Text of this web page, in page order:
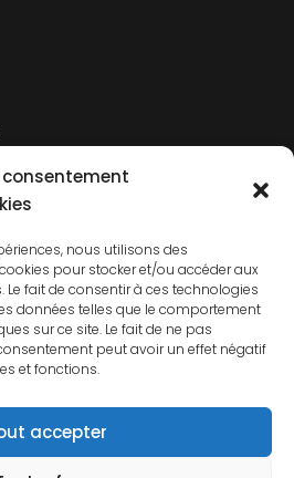
consentement
nous utilisons des
pour stocker et/ou accéder aux
fait de consentir à ces technologies
données telles que le comportement
sur ce site. Le fait de ne pas
peut avoir un effet négatif
et fonctions.
accepter